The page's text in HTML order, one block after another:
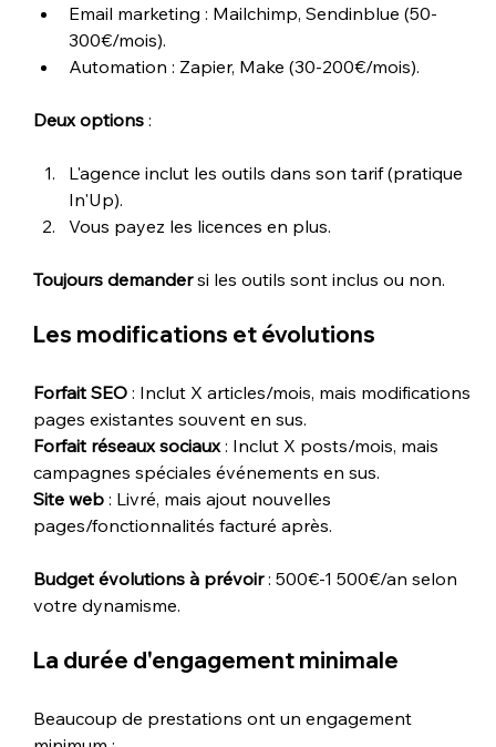
Email marketing : Mailchimp, Sendinblue (50-
300€/mois).
Automation : Zapier, Make (30-200€/mois).
Deux options :
L'agence inclut les outils dans son tarif (pratique
In'Up).
Vous payez les licences en plus.
Toujours demander si les outils sont inclus ou non.
Les modifications et évolutions
Forfait SEO : Inclut X articles/mois, mais modifications
pages existantes souvent en sus.
Forfait réseaux sociaux : Inclut X posts/mois, mais
campagnes spéciales événements en sus.
Site web : Livré, mais ajout nouvelles
pages/fonctionnalités facturé après.
Budget évolutions à prévoir : 500€-1 500€/an selon
votre dynamisme.
La durée d'engagement minimale
Beaucoup de prestations ont un engagement